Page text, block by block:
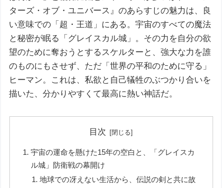
ターズ・オブ・ユニバース』のあらすじの魅力は、良
い意味での「超・王道」にある。宇宙のすべての魔法
と秘密が眠る「グレイスカル城」。その力を自分の欲
望のために奪おうとするスケルターと、強大な力を誰
のものにもさせず、ただ「世界の平和のために守る」
ヒーマン。これは、私欲と自己犠牲のぶつかり合いを
描いた、分かりやすくて最高に熱い神話だ。
目次
宇宙の運命を懸けた15年の空白と、「グレイスカ
ル城」防衛戦の幕開け
地球での冴えない生活から、伝説の剣と共に故